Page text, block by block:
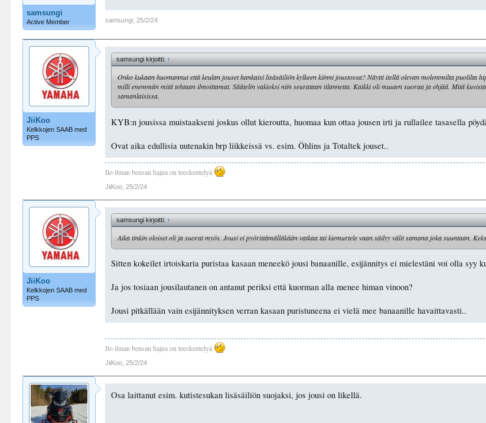
samsungi
Active Member samsungi 25/2/24
JiiKoo
Kelkkojen SAAB med
PPS
samsungi kirjoitti:↑
Onko kukaan huomannut että keulan jouset hankaisi lisäsäiliön kylkeen kiinni joustossa? Näytti itellä olevan molemmilta puolilta
milli enemmän mitä tehtaan ilmoittamat. Säätelin vakioksi niin seurataan tilannetta. Kaikki oli muuten suoraa ja ehjää. Mitä
samanlaisissa.
KYB:n jousissa muistaakseni joskus ollut kieroutta, huomaa kun ottaa jousen irti ja rullailee tasasella
Ovat aika edullisia uutenakin brp liikkeissä vs. esim. Öhlins ja Totaltek jouset..
Ilo ilman bensan hajua on teeskentelyä
JiiKoo 25/2/24
JiiKoo
Kelkkojen SAAB med
PPS
samsungi kirjoitti:↑
Aika tinkin oloiset oli ja suorat myös. Jousi ei pyörittämälläkään vatkaa tai kiemurtele vaan säilyy välit samana joka suuntaan.
Sitten kokeilet irtoiskaria puristaa kasaan meneekö jousi banaanille, esijännitys ei mielestäni voi olla syy
Ja jos tosiaan jousilautanen on antanut periksi että kuorman alla menee himan vinoon?
Jousi pitkällään vain esijännityksen verran kasaan puristuneena ei vielä mee banaanille havaittavasti..
Ilo ilman bensan hajua on teeskentelyä
JiiKoo 25/2/24
Osa laittanut esim. kutistesukan lisäsäiliön suojaksi, jos jousi on likellä.